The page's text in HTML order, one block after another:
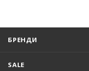
БРЕНДИ
SALE